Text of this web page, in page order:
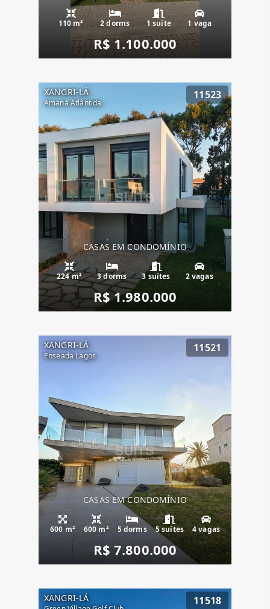
110 m² 2 dorms 1 suíte 1 vaga
R$ 1.100.000
XANGRI-LÁ
Amaná Atlântida
11523
CASAS EM CONDOMÍNIO
224 m² 3 dorms 3 suítes 2 vagas
R$ 1.980.000
XANGRI-LÁ
Enseada Lagos
11521
CASAS EM CONDOMÍNIO
600 m² 600 m² 5 dorms 5 suítes 4 vagas
R$ 7.800.000
XANGRI-LÁ 11518